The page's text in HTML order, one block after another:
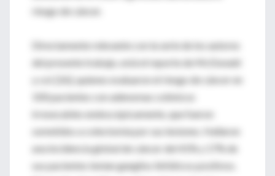
riesgo de cáncer.
Directamente relevante con la serie de los autores
del presente trabajo, está el reporte de McDonald
y col. [26], quienes evaluaron el riesgo de cáncer en
100 pacientes con adenomas colónicos
irresecables endoscópicamente, que fueron
sometidos a colectomía por sus lesiones. Hallaron
una incidencia global de cáncer del 41% y 17% de
sus pacientes tenían ganglios linfáticos positivos.